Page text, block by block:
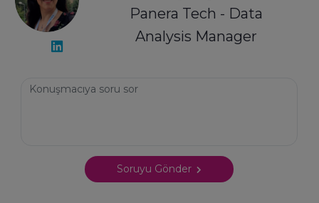
Panera Tech - Data
Analysis Manager
Soruyu Gönder